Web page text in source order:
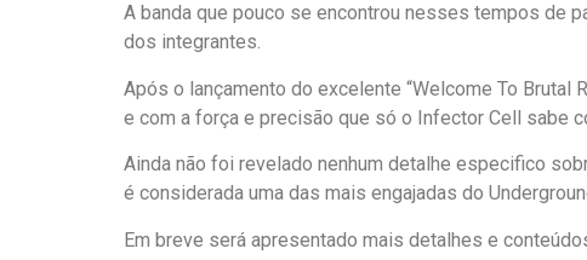
A banda que pouco se encontrou nesses tempos de
dos integrantes.
Após o lançamento do excelente “Welcome To
e com a força e precisão que só o Infector Cell sabe
Ainda não foi revelado nenhum detalhe especifico
é considerada uma das mais engajadas do
Em breve será apresentado mais detalhes e